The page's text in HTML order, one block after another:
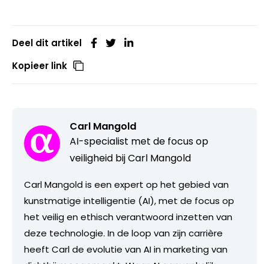
Deel dit artikel
Kopieer link
Carl Mangold
AI-specialist met de focus op
veiligheid bij Carl Mangold
Carl Mangold is een expert op het gebied van
kunstmatige intelligentie (AI), met de focus op
het veilig en ethisch verantwoord inzetten van
deze technologie. In de loop van zijn carrière
heeft Carl de evolutie van AI in marketing van